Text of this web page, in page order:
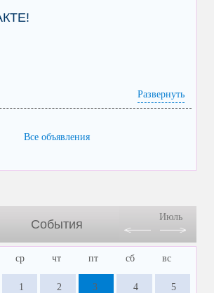
Развернуть
Все объявления
События
Июль
ср чт пт сб вс
1 2 3 4 5